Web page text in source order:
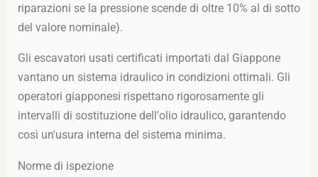
riparazioni se la pressione scende di oltre 10% al di sotto
del valore nominale).
Gli escavatori usati certificati importati dal Giappone
vantano un sistema idraulico in condizioni ottimali. Gli
operatori giapponesi rispettano rigorosamente gli
intervalli di sostituzione dell'olio idraulico, garantendo
così un'usura interna del sistema minima.
Norme di ispezione